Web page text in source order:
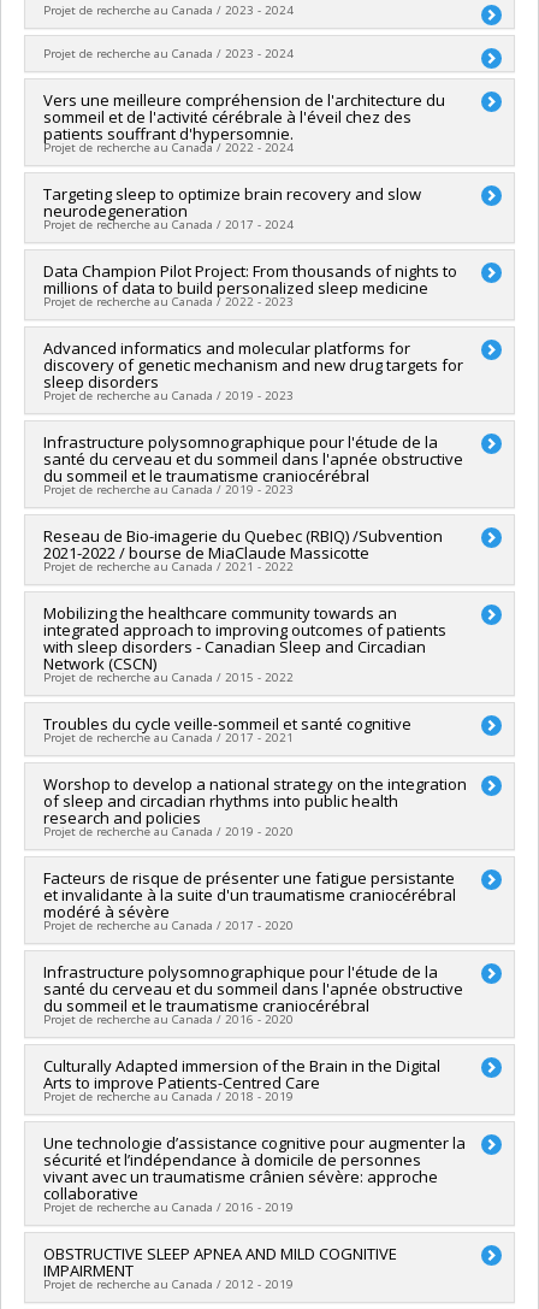
Medicine Foundation
Programmes de subvention :
Chercheur principal : Nadia Gosselin
Sources de financement :Hôpital Sacré-Coeur de Montréal
Programmes de subvention :
Projet de recherche au Canada / 2023 - 2024
Chercheur principal : Nadia Gosselin
Sources de financement :Hôpital Sacré-Coeur de Montréal
Programmes de subvention :
Projet de recherche au Canada / 2023 - 2024
Chercheur principal :Nadia Gosselin
Sources de financement :Hôpital Sacré-Coeur de Montréal
Programmes de subvention :
Vers une meilleure compréhension de l'architecture du
sommeil et de l'activité cérébrale à l'éveil chez des
patients souffrant d'hypersomnie.
Projet de recherche au Canada / 2022 - 2024
Chercheur principal :Nadia Gosselin
Sources de financement :
Medicine Foundation
Targeting sleep to optimize brain recovery and slow
neurodegeneration
Projet de recherche au Canada / 2017 - 2024
Chercheur principal : Nadia Gosselin
Co-chercheurs : Jacques-Yves Montplaisir,Julie Carrier
Dumont
Villeneuve
Sources de financement :
IRSC/Instituts de recherche en
santé du Canada
Programmes de subvention :PVXXXXXX-(FDN) Subvention
Fondation
Data Champion Pilot Project: From thousands of nights to
millions of data to build personalized sleep medicine
Projet de recherche au Canada / 2022 - 2023
Chercheur principal :Nadia Gosselin
Sources de financement :Alliance de recherche numérique
du Canada
Programmes de subvention :
Advanced informatics and molecular platforms for
discovery of genetic mechanism and new drug targets for
sleep disorders
Projet de recherche au Canada / 2019 - 2023
Chercheur principal :Nadia Gosselin
Sources de financement :FCI/Fondation canadienne pour
l'innovation
Programmes de subvention :PVXXXXXX-Fonds d'exploitation
des infrastructures (FEI)
Infrastructure polysomnographique pour l'étude de la
santé du cerveau et du sommeil dans l'apnée obstructive
du sommeil et le traumatisme craniocérébral
Projet de recherche au Canada / 2019 - 2023
Sources de financement :FCI/Fondation canadienne pour
l'innovation
Programmes de subvention :
Reseau de Bio-imagerie du Quebec (RBIQ) /Subvention
2021-2022 / bourse de MiaClaude Massicotte
Projet de recherche au Canada / 2021 - 2022
Co-chercheurs : Nadia Gosselin
Sources de financement :FRQS/Fonds de recherche du
Québec - Santé (FRSQ)
Programmes de subvention : PVXXXXXX-Réseaux
thématiques de recherche
Mobilizing the healthcare community towards an
integrated approach to improving outcomes of patients
with sleep disorders - Canadian Sleep and Circadian
Network (CSCN)
Projet de recherche au Canada / 2015 - 2022
Chercheur principal :Julie Carrier
Co-chercheurs :Jacques-Yves Montplaisir
Nadia Gosselin,Anil Nigam,Alex Desautels,Simon C. Warby,
Nelly Huynh ,Reut Gruber,Dominique Lorrain,Penny Violet
Corkum,Jean-Philippe Chaput,Patrick Hanly,Richard Horner
,John Peever,Benjamin Rusak,Najib Ayas
Charles M. Morin,Frédéric Series,Célyne H. Bastien,Jean-
François Gagnon
Sources de financement :IRSC/Instituts de recherche en
santé du Canada
Troubles du cycle veille-sommeil et santé cognitive
Projet de recherche au Canada / 2017 - 2021
Chercheur principal : Nadia Gosselin
Sources de financement :FRQS/Fonds de recherche du
Québec - Santé (FRSQ)
Programmes de subvention :PVXXXXXX-Bourse de
chercheur-boursier : Junior 2
Worshop to develop a national strategy on the integration
of sleep and circadian rhythms into public health
research and policies
Projet de recherche au Canada / 2019 - 2020
Chercheur principal :Geneviève Gariépy
Co-chercheurs : Julie Carrier,Nadia Gosselin,Reut Gruber
Jean-Philippe Chaput,Najib Ayas,
Morin,Sachin R. Pendharkar,Charles Samuels
Sources de financement :
IRSC/Instituts de recherche en
santé du Canada
Programmes de subvention :PVXXXXXX-Subventions pour
réunion, planification et dissémination
Facteurs de risque de présenter une fatigue persistante
et invalidante à la suite d'un traumatisme craniocérébral
modéré à sévère
Projet de recherche au Canada / 2017 - 2020
Chercheur principal :Nadia Gosselin
Co-chercheurs : Marie Dumont,Francis Bernard,Marie-
Christine Ouellet
Sources de financement :FRQS/Fonds de recherche du
Québec - Santé (FRSQ)
Programmes de subvention :PVXXXXXX-Volet 1 - Consortium
pour le développement de la recherche en traumatologie
Infrastructure polysomnographique pour l'étude de la
santé du cerveau et du sommeil dans l'apnée obstructive
du sommeil et le traumatisme craniocérébral
Projet de recherche au Canada / 2016 - 2020
Chercheur principal : Nadia Gosselin
Sources de financement :FCI/Fondation canadienne pour
l'innovation
Culturally Adapted immersion of the Brain in the Digital
Arts to improve Patients-Centred Care
Projet de recherche au Canada / 2018 - 2019
Chercheur principal :Pierre Rainville
Co-chercheurs : Elham Emami,Nadia Gosselin,Robert
Durand
Sources de financement :CRSH/Conseil de recherches en
sciences humaines du Canada
Programmes de subvention :PVXXXXXX-FGR – Subvention de
recherche institutionnelle
Une technologie d’assistance cognitive pour augmenter la
sécurité et l’indépendance à domicile de personnes
vivant avec un traumatisme crânien sévère: approche
collaborative
Projet de recherche au Canada / 2016 - 2019
Chercheur principal : Carolina Bottari
Co-chercheurs :
Bier
OBSTRUCTIVE SLEEP APNEA AND MILD COGNITIVE
IMPAIRMENT
Projet de recherche au Canada / 2012 - 2019